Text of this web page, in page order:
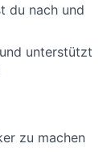
du nach und
unterstützt
zu machen